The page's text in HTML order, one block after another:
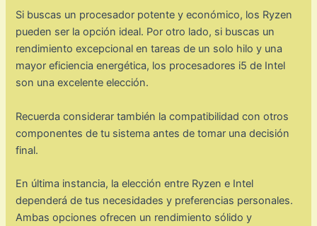
Si buscas un procesador potente y económico, los Ryzen
pueden ser la opción ideal. Por otro lado, si buscas un
rendimiento excepcional en tareas de un solo hilo y una
mayor eficiencia energética, los procesadores i5 de Intel
son una excelente elección.
Recuerda considerar también la compatibilidad con otros
componentes de tu sistema antes de tomar una decisión
final.
En última instancia, la elección entre Ryzen e Intel
dependerá de tus necesidades y preferencias personales.
Ambas opciones ofrecen un rendimiento sólido y